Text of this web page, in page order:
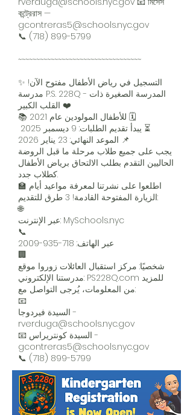
কন্ট্রেরাস —
gcontreras5@schools.nyc.gov
📞 (718) 899-5799
~~~~~~~~~~~~~~~~~~~~~~~~~~~~~~~~~~
التسجيل في رياض الأطفال مفتوح الآن! ✨
مدرسة P.S. 228Q - المدرسة الصغيرة ذات
القلب الكبير ❤️
📚 للأطفال المولودين عام 2021 🗓️
يبدأ تقديم الطلبات: 9 ديسمبر 2025 ⏳
الموعد النهائي: 23 يناير 2026 📌
يجب على جميع طلاب مرحلة ما قبل الروضة
الحاليين التقدم بطلب الالتحاق برياض الأطفال
كطلاب جدد.
🏫 اطلعوا على نشرتنا لمعرفة مواعيد أيام
الزيارة المفتوحة القادمة! 3 طرق للتقديم:
🌐
عبر الإنترنت: MySchools.nyc
📞
عبر الهاتف: 718-935-2009
🏢
شخصيًا: مركز استقبال العائلات زوروا موقع
مدرستنا الإلكتروني: PS228Q.com للمزيد
من المعلومات، يُرجى التواصل مع:
📧
السيدة فيردوجا -
rverduga@schools.nyc.gov
📧 السيدة كونتريراس -
gcontreras5@schools.nyc.gov
📞 (718) 899-5799